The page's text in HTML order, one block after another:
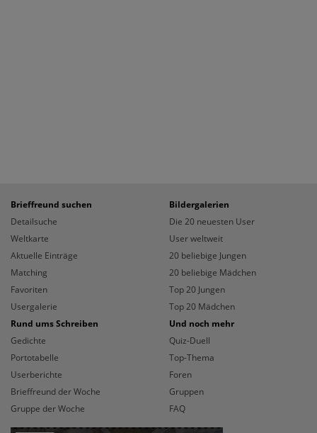
Brieffreund suchen
Detailsuche
Weltkarte
Aktuelle Einträge
Matching
Favoriten
Usergalerie
Bildergalerien
Die 20 neuesten User
User weltweit
20 beliebige Jungen
20 beliebige Mädchen
Top 20 Jungen
Top 20 Mädchen
Rund ums Schreiben
Gedichte
Portotabelle
Userberichte
Brieffreund der Woche
Gruppe der Woche
Und noch mehr
Quiz-Duell
Top-Thema
Foren
Gruppen
FAQ